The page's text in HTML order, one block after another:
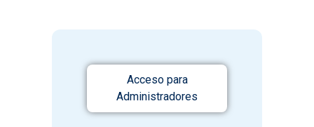
Acceso para
Administradores